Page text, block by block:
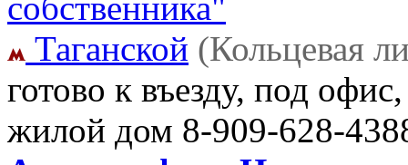
Таганской (Кольцевая
готово к въезду, под
жилой дом 8-909-628-